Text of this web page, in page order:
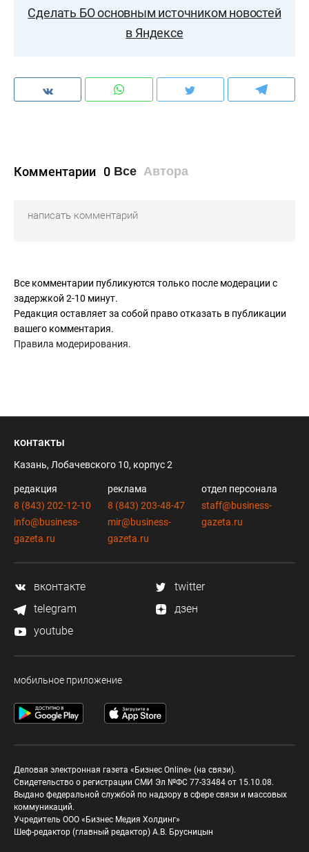
Сделать БО основным источником новостей
в Яндексе
Комментарии 0 Все Автора
Все комментарии публикуются только после модерации с
задержкой 2-10 минут.
Редакция оставляет за собой право отказать в публикации
вашего комментария.
Правила модерирования.
контакты
Казань, Лобачевского 10, корпус 2
редакция
8 (843) 202-12-10
info@business-
gazeta.ru
реклама
8 (843) 203-48-47
mir@business-
gazeta.ru
отдел персонала
staff@business-
gazeta.ru
вконтакте
twitter
telegram
дзен
youtube
мобильное приложение
Деловая электронная газета «Бизнес Online» (на связи).
Свидетельство о регистрации СМИ Эл №ФС 77-33484 от 15.10.08.
Выдано федеральной службой по надзору в сфере связи и массовых
коммуникаций.
Учредитель ООО «Бизнес Медия Холдинг»
Шеф-редактор (главный редактор) А.В. Брусницын